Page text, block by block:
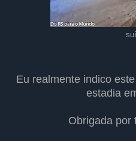
Eu realmente indico
estadia
Obrigada por